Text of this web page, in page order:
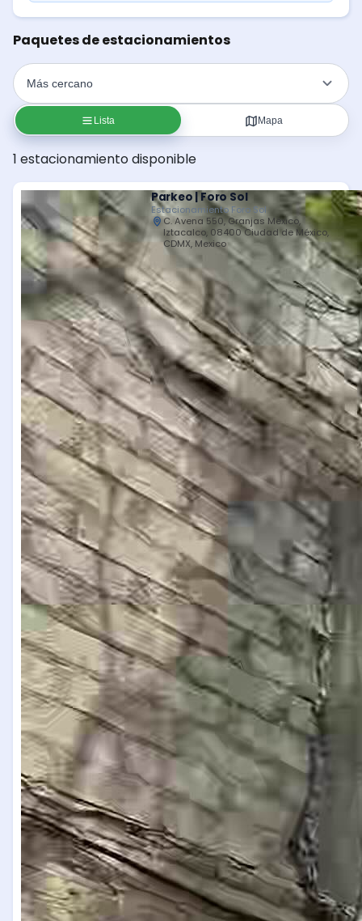
Paquetes de estacionamientos
Lista Mapa
1 estacionamiento disponible
Parkeo | Foro Sol
Estacionamiento Foro Sol
C. Avena 550, Granjas México,
Iztacalco, 08400 Ciudad de México,
CDMX, Mexico